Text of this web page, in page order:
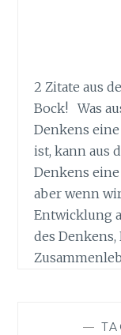
2 Zitate aus
Bock! Was
Denkens
ist, kann aus
Denkens
aber wenn
Entwicklung
des
—